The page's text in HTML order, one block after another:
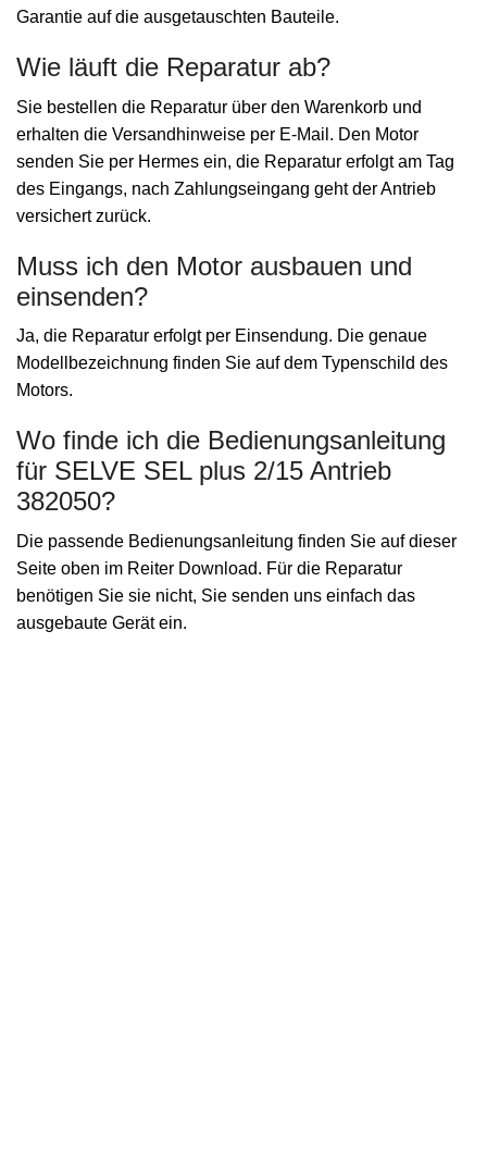
Garantie auf die ausgetauschten Bauteile.
Wie läuft die Reparatur ab?
Sie bestellen die Reparatur über den Warenkorb und
erhalten die Versandhinweise per E-Mail. Den Motor
senden Sie per Hermes ein, die Reparatur erfolgt am Tag
des Eingangs, nach Zahlungseingang geht der Antrieb
versichert zurück.
Muss ich den Motor ausbauen und
einsenden?
Ja, die Reparatur erfolgt per Einsendung. Die genaue
Modellbezeichnung finden Sie auf dem Typenschild des
Motors.
Wo finde ich die Bedienungsanleitung
für SELVE SEL plus 2/15 Antrieb
382050?
Die passende Bedienungsanleitung finden Sie auf dieser
Seite oben im Reiter Download. Für die Reparatur
benötigen Sie sie nicht, Sie senden uns einfach das
ausgebaute Gerät ein.